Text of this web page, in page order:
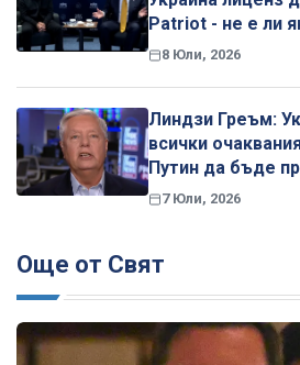
Patriot - не е ли
8 Юли, 2026
Линдзи Греъм:
всички
Путин да бъде
7 Юли, 2026
Още от Свят